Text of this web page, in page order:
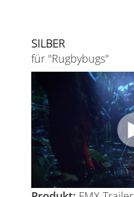
SILBER
für "Rugbybugs"